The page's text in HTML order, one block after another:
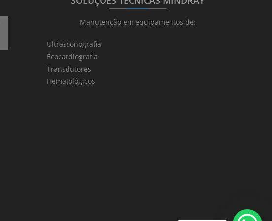
_______________________
Manutenção em equipamentos de:
Ultrassonografia
Ecocardiografia
Transdutores
Hematológicos